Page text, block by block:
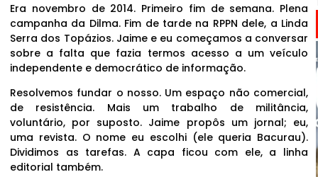
Era novembro de 2014. Primeiro fim de semana. Plena
campanha da Dilma. Fim de tarde na RPPN dele, a Linda
Serra dos Topázios. Jaime e eu começamos a conversar
sobre a falta que fazia termos acesso a um veículo
independente e democrático de informação.
Resolvemos fundar o nosso. Um espaço não comercial,
de resistência. Mais um trabalho de militância,
voluntário, por suposto. Jaime propôs um jornal; eu,
uma revista. O nome eu escolhi (ele queria Bacurau).
Dividimos as tarefas. A capa ficou com ele, a linha
editorial também.